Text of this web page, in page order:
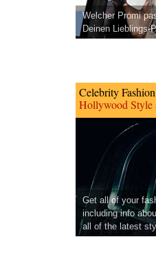
Welcher Promi
Deinen Lieblings-
Celebrity
Hollywood Style
Get all of your
including info
all of the latest